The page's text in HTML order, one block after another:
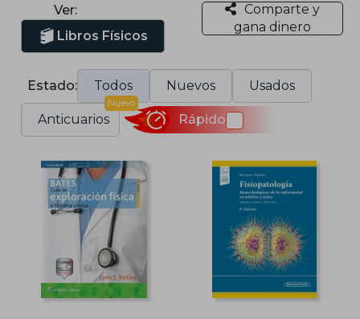
Ver:
Libros Físicos
Comparte y
gana dinero
Estado: Todos Nuevos Usados
Anticuarios
Nuevo
Rápido